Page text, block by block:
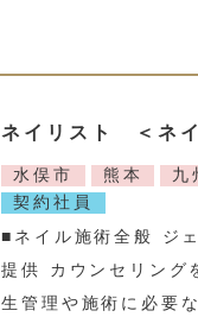
ネイリスト ＜ネ
水俣市 熊本 九
契約社員
■ネイル施術全般 ジ
提供 カウンセリング
生管理や施術に必要